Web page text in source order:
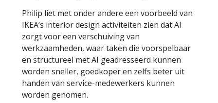
Philip liet met onder andere een voorbeeld van
IKEA’s interior design activiteiten zien dat AI
zorgt voor een verschuiving van
werkzaamheden, waar taken die voorspelbaar
en structureel met AI geadresseerd kunnen
worden sneller, goedkoper en zelfs beter uit
handen van service-medewerkers kunnen
worden genomen.